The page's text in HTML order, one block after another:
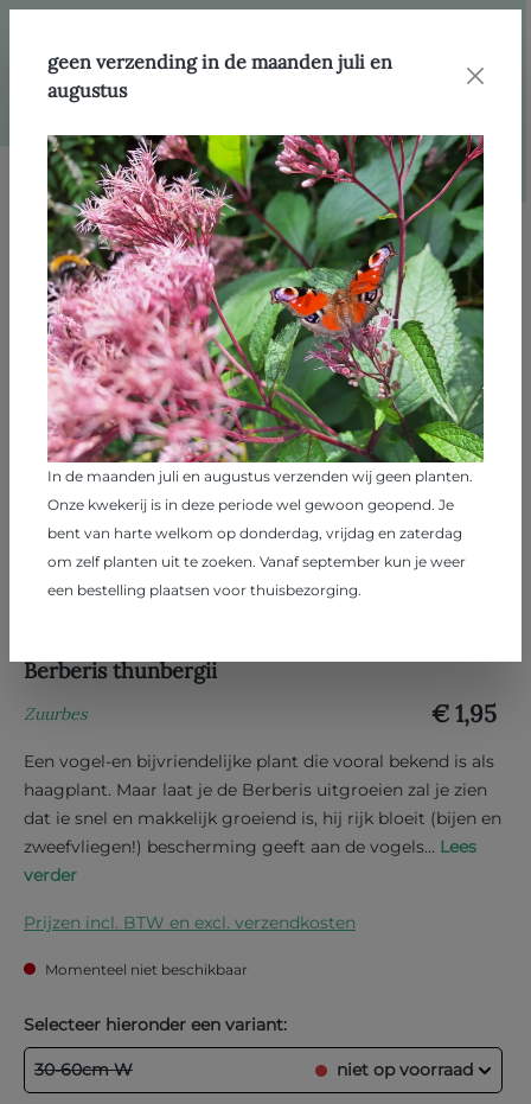
Afbeeldingengalerij overslaan
Berberis thunbergii
Zuurbes € 1,95
Een vogel-en bijvriendelijke plant die vooral bekend is als
haagplant. Maar laat je de Berberis uitgroeien zal je zien
dat ie snel en makkelijk groeiend is, hij rijk bloeit (bijen en
zweefvliegen!) bescherming geeft aan de vogels... Lees
verder
Prijzen incl. BTW en excl. verzendkosten
Momenteel niet beschikbaar
Selecteer hieronder een variant:
30-60cm W niet op voorraad
geen verzending in de maanden juli en
augustus
In de maanden juli en augustus verzenden wij geen planten.
Onze kwekerij is in deze periode wel gewoon geopend. Je
bent van harte welkom op donderdag, vrijdag en zaterdag
om zelf planten uit te zoeken. Vanaf september kun je weer
een bestelling plaatsen voor thuisbezorging.